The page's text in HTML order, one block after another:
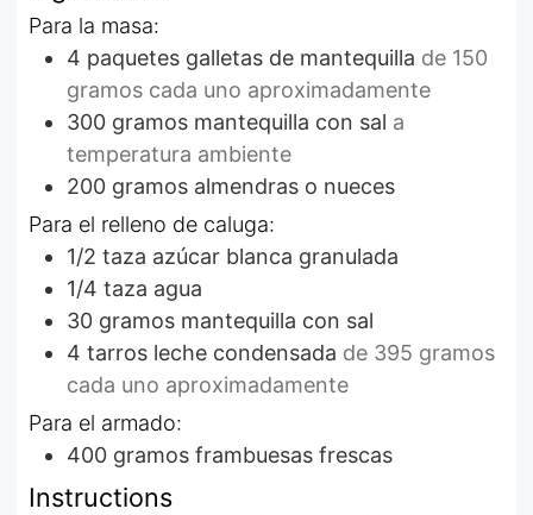
Para la masa:
4 paquetes galletas de mantequilla de 150
gramos cada uno aproximadamente
300 gramos mantequilla con sal a
temperatura ambiente
200 gramos almendras o nueces
Para el relleno de caluga:
1/2 taza azúcar blanca granulada
1/4 taza agua
30 gramos mantequilla con sal
4 tarros leche condensada de 395 gramos
cada uno aproximadamente
Para el armado:
400 gramos frambuesas frescas
Instructions